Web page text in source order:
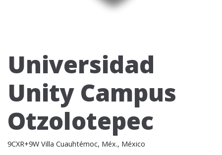
Universidad
Unity Campus
Otzolotepec
9CXR+9W Villa Cuauhtémoc, Méx., México